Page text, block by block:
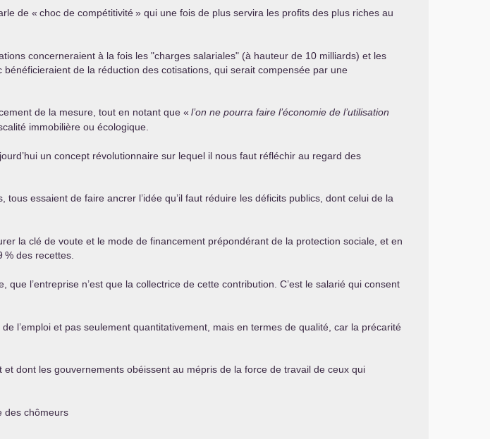
de « choc de compétitivité» qui une fois de plus servira les profits des plus riches au
concerneraient à la fois les "charges salariales" (à hauteur de 10 milliards) et les
de la réduction des cotisations, qui serait compensée par une
de la mesure, tout en notant que « l’on ne pourra faire l’économie de l’utilisation
immobilière ou écologique.
un concept révolutionnaire sur lequel il nous faut réfléchir au regard des
essaient de faire ancrer l’idée qu’il faut réduire les déficits publics, dont celui de la
la clé de voute et le mode de financement prépondérant de la protection sociale, et en
% des recettes.
que l’entreprise n’est que la collectrice de cette contribution. C’est le salarié qui consent
l’emploi et pas seulement quantitativement, mais en termes de qualité, car la précarité
dont les gouvernements obéissent au mépris de la force de travail de ceux qui
des chômeurs